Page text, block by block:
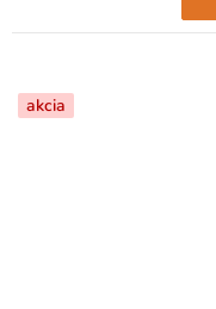
akcia